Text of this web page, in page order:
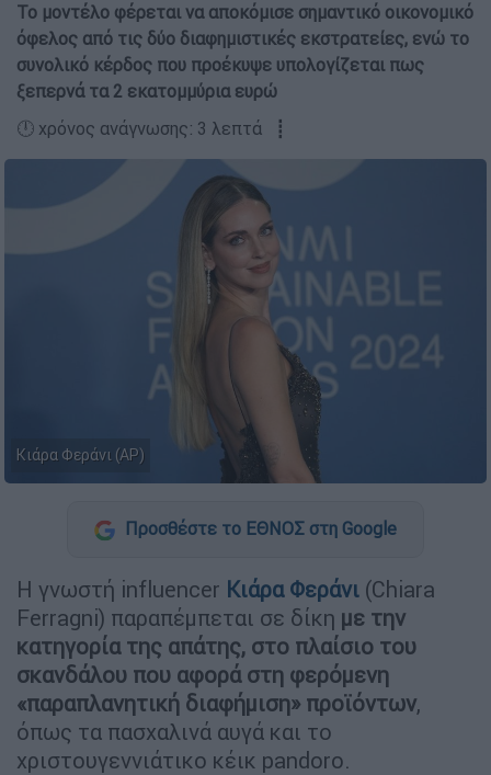
Το μοντέλο φέρεται να αποκόμισε σημαντικό οικονομικό
όφελος από τις δύο διαφημιστικές εκστρατείες, ενώ το
συνολικό κέρδος που προέκυψε υπολογίζεται πως
ξεπερνά τα 2 εκατομμύρια ευρώ
🕛 χρόνος ανάγνωσης: 3 λεπτά ┋
Κιάρα Φεράνι (AP)
Προσθέστε το ΕΘΝΟΣ στη Google
Η γνωστή influencer Κιάρα Φεράνι (Chiara
Ferragni) παραπέμπεται σε δίκη με την
κατηγορία της απάτης, στο πλαίσιο του
σκανδάλου που αφορά στη φερόμενη
«παραπλανητική διαφήμιση» προϊόντων,
όπως τα πασχαλινά αυγά και το
χριστουγεννιάτικο κέικ pandoro.